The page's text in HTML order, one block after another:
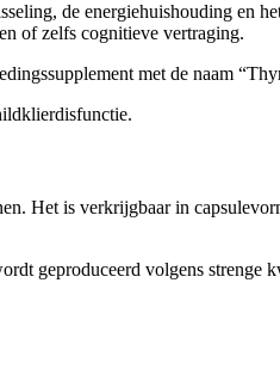
de energiehuishouding en
of zelfs cognitieve vertraging.
met de naam
Het is verkrijgbaar in
geproduceerd volgens strenge